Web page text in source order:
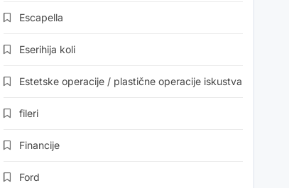
Escapella
Eserihija koli
Estetske operacije / plastične operacije iskustva
fileri
Financije
Ford